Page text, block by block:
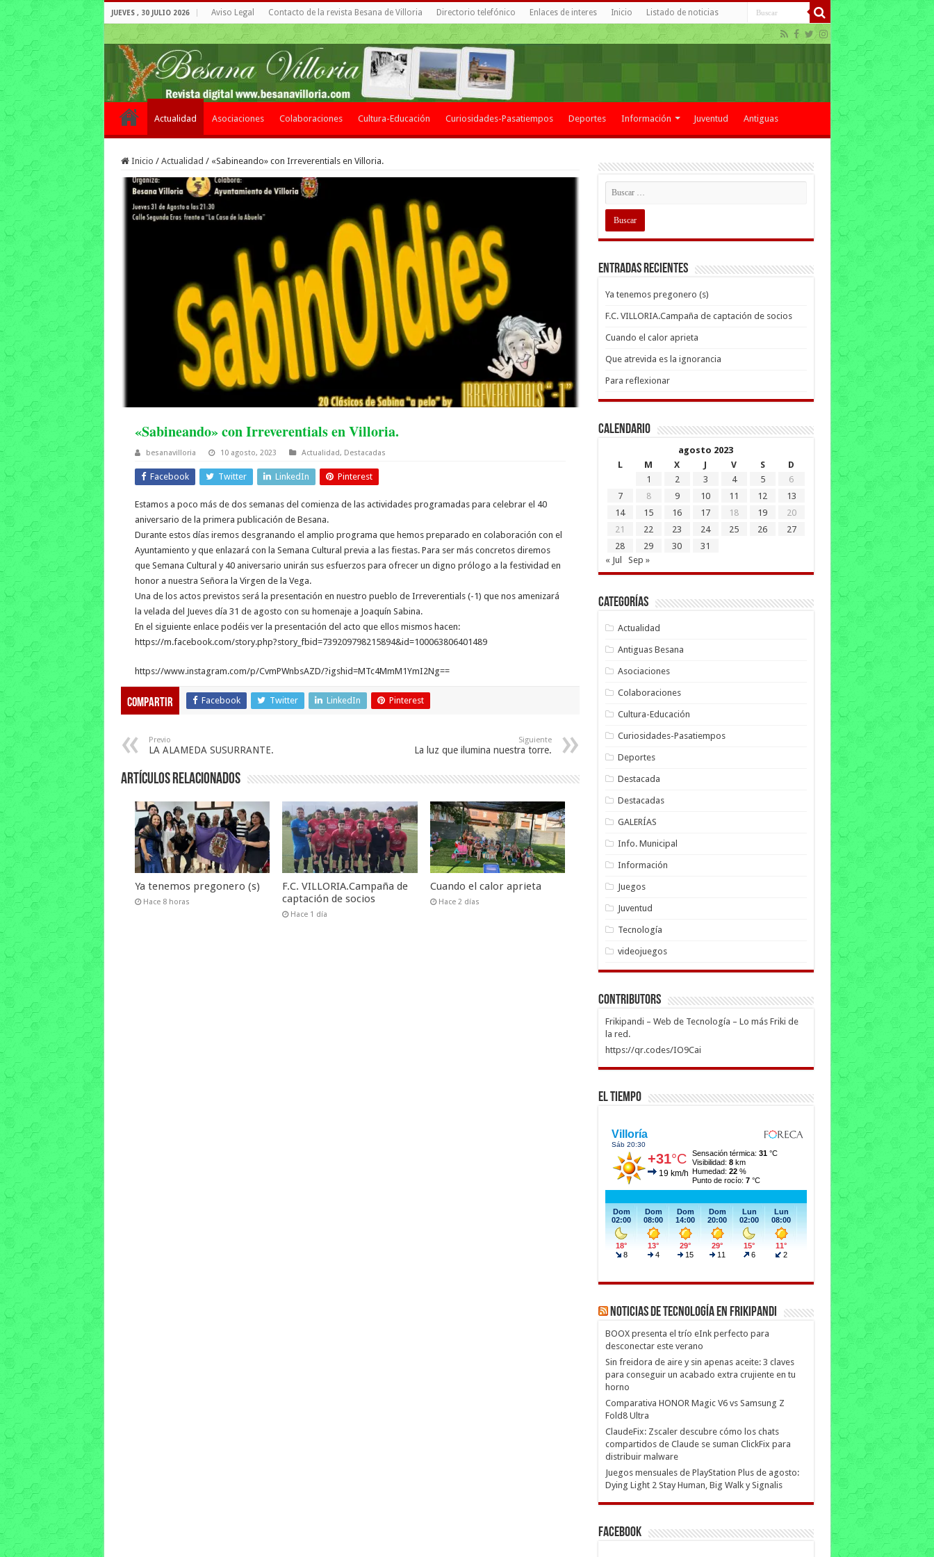
JUEVES , 30 JULIO 2026 Aviso Legal Contacto de la revista Besana de Villoria Directorio telefónico Enlaces de interes Inicio Listado de noticias
Actualidad Asociaciones Colaboraciones Cultura-Educación Curiosidades-Pasatiempos Deportes Información Juventud Antiguas
Inicio / Actualidad / «Sabineando» con Irreverentials en Villoria.
«Sabineando» con Irreverentials en Villoria.
besanavilloria 10 agosto, 2023 Actualidad, Destacadas
Facebook Twitter LinkedIn Pinterest
Estamos a poco más de dos semanas del comienza de las actividades programadas para celebrar el 40
aniversario de la primera publicación de Besana.
Durante estos días iremos desgranando el amplio programa que hemos preparado en colaboración con el
Ayuntamiento y que enlazará con la Semana Cultural previa a las fiestas. Para ser más concretos diremos
que Semana Cultural y 40 aniversario unirán sus esfuerzos para ofrecer un digno prólogo a la festividad en
honor a nuestra Señora la Virgen de la Vega.
Una de los actos previstos será la presentación en nuestro pueblo de Irreverentials (-1) que nos amenizará
la velada del Jueves día 31 de agosto con su homenaje a Joaquín Sabina.
En el siguiente enlace podéis ver la presentación del acto que ellos mismos hacen:
https://m.facebook.com/story.php?story_fbid=739209798215894&id=100063806401489
https://www.instagram.com/p/CvmPWnbsAZD/?igshid=MTc4MmM1YmI2Ng==
Compartir Facebook Twitter LinkedIn Pinterest
Previo
LA ALAMEDA SUSURRANTE.
Siguiente
La luz que ilumina nuestra torre.
Artículos relacionados
Ya tenemos pregonero (s)
Hace 8 horas
F.C. VILLORIA.Campaña de
captación de socios
Hace 1 día
Cuando el calor aprieta
Hace 2 días
Entradas recientes
Ya tenemos pregonero (s)
F.C. VILLORIA.Campaña de captación de socios
Cuando el calor aprieta
Que atrevida es la ignorancia
Para reflexionar
Calendario
agosto 2023
L
M X J V S
D
1
2 3 4 5
6
7
8 9 10 11 12
13
14
15 16 17 18 19
20
21
22 23 24 25 26
27
28
29 30
31
« Jul
Sep »
Categorías
Actualidad
Antiguas Besana
Asociaciones
Colaboraciones
Cultura-Educación
Curiosidades-Pasatiempos
Deportes
Destacada
Destacadas
GALERÍAS
Info. Municipal
Información
Juegos
Juventud
Tecnología
videojuegos
Contributors
Frikipandi – Web de Tecnología – Lo más Friki de
la red.
https://qr.codes/IO9Cai
El Tiempo
Noticias de Tecnología en Frikipandi
BOOX presenta el trío eInk perfecto para
desconectar este verano
Sin freidora de aire y sin apenas aceite: 3 claves
para conseguir un acabado extra crujiente en tu
horno
Comparativa HONOR Magic V6 vs Samsung Z
Fold8 Ultra
ClaudeFix: Zscaler descubre cómo los chats
compartidos de Claude se suman ClickFix para
distribuir malware
Juegos mensuales de PlayStation Plus de agosto:
Dying Light 2 Stay Human, Big Walk y Signalis
Facebook